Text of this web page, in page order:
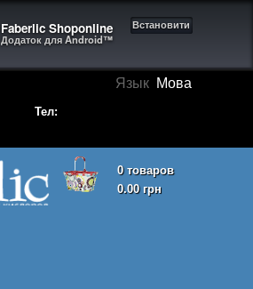
Faberlic Shoponline
Додаток для Android™
Встановити
Язык Мова
Тел:
0 товаров
0.00 грн
Кошик покупок порожній!